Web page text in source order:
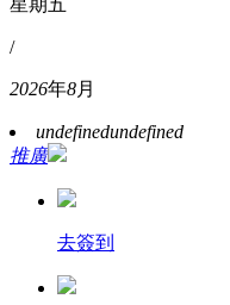
/
2026年8月
undefinedundefined
推廣
去簽到